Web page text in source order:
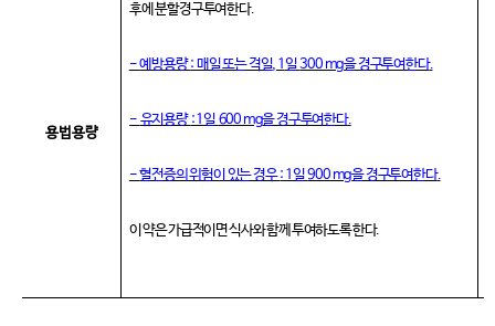
용법용량
후에 분할경구투여한다.
-예방용량: 매일 또는 격일, 1 일300 mg을 경구투여한다.
- 유지용량 : 1 일 600 mg을 경구투여한다.
-혈전증의 위험이 있는 경우: 1 일900 mg을 경구투여한다.
이 약은 가급적이면 식사와 함께 투여하도록 한다.